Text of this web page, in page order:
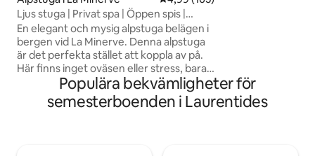
Ljus stuga | Privat spa | Öppen spis |
Skogsutsikt
En elegant och mysig alpstuga belägen i
bergen vid La Minerve. Denna alpstuga
är det perfekta stället att koppla av på.
Här finns inget oväsen eller stress, bara
skogen, lugnet och tiden som går
långsammare. Njut av spaet, en lägereld
på kvällen och den omgivande naturen.
Populära bekvämligheter för
semesterboenden i Laurentides